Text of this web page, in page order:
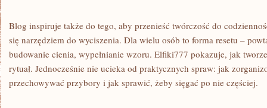
Blog inspiruje także do tego, aby przenieść twórczość do
się narzędziem do wyciszenia. Dla wielu osób to forma resetu –
budowanie cienia, wypełnianie wzoru. Elfiki777 pokazuje, jak
rytuał. Jednocześnie nie ucieka od praktycznych spraw: jak
przechowywać przybory i jak sprawić, żeby sięgać po nie częściej.